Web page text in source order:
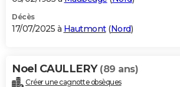
S'inscrire
Se connecter
Lycées
Collèges
Primaires
Universités
Entreprises
Service militaire
Avis de recherche
AVIS DE DÉCÈS
Bricolage
Lifestyle
Culture
Sport
Auto
Television
Voyage
Cinema
Décès
17/07/2025 à Hautmont(Nord)
Noel CAULLERY (89 ans)
Créer une cagnotte obsèques